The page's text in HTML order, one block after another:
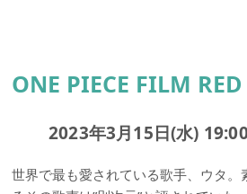
ONE PIECE FILM RED
2023年3月15日(水)
世界で最も愛されている歌手、ウタ。